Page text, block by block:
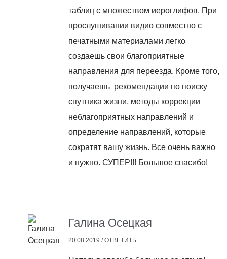
таблиц с множеством иероглифов. При
прослушивании видио совместно с
печатными материалами легко
создаешь свои благоприятные
направления для переезда. Кроме того,
получаешь рекомендации по поиску
спутника жизни, методы коррекции
неблагоприятных направлений и
определение направлений, которые
сократят вашу жизнь. Все очень важно
и нужно. СУПЕР!!! Большое спасибо!
Галина Осецкая
20.08.2019 /ОТВЕТИТЬ